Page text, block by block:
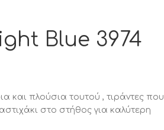
Blue 3974
και πλούσια τουτού , τιράντες που
στο στήθος για καλύτερη